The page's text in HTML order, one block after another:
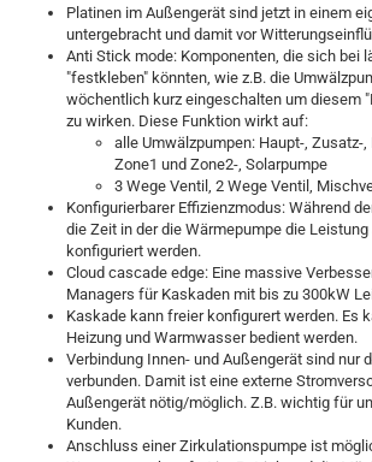
Platinen im Außengerät sind jetzt in einem
untergebracht und damit vor
Anti Stick mode: Komponenten, die sich bei
"festkleben" könnten, wie z.B. die
wöchentlich kurz eingeschalten um diesem
zu wirken. Diese Funktion wirkt auf:
alle Umwälzpumpen: Haupt-, Zusatz-,
Zone1 und Zone2-, Solarpumpe
3 Wege Ventil, 2 Wege Ventil,
Konfigurierbarer Effizienzmodus: Während
die Zeit in der die Wärmepumpe die
konfiguriert werden.
Cloud cascade edge: Eine massive
Managers für Kaskaden mit bis zu 300kW
Kaskade kann freier konfigurert werden. Es
Heizung und Warmwasser bedient werden.
Verbindung Innen- und Außengerät sind nur
verbunden. Damit ist eine externe
Außengerät nötig/möglich. Z.B. wichtig für
Kunden.
Anschluss einer Zirkulationspumpe ist